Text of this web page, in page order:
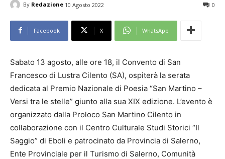
By Redazione 10 Agosto 2022 0
Facebook X WhatsApp
Sabato 13 agosto, alle ore 18, il Convento di San
Francesco di Lustra Cilento (SA), ospiterà la serata
dedicata al Premio Nazionale di Poesia “San Martino –
Versi tra le stelle” giunto alla sua XIX edizione. L’evento è
organizzato dalla Proloco San Martino Cilento in
collaborazione con il Centro Culturale Studi Storici “Il
Saggio” di Eboli e patrocinato da Provincia di Salerno,
Ente Provinciale per il Turismo di Salerno, Comunità